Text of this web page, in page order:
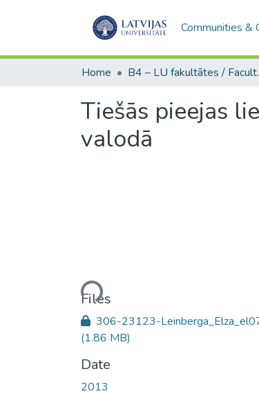
Communities &
Home B4 –
Tiešās pieejas
valodā
Loading...
Files
306-23123-
(1.86 MB)
Date
2013